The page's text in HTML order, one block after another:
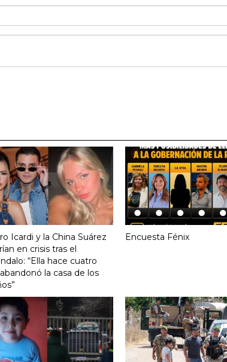
Icardi y la China Suárez
en crisis tras el
“Ella hace cuatro
la casa de los
Encuesta Fénix